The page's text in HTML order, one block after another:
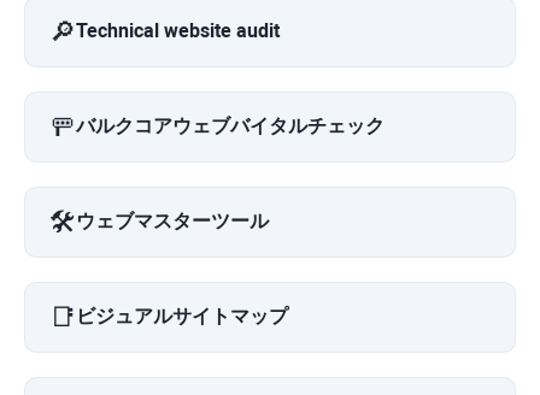
🔎Technical website audit
🚥バルクコアウェブバイタルチェック
🛠️ ウェブマスターツール
📑 ビジュアルサイトマップ